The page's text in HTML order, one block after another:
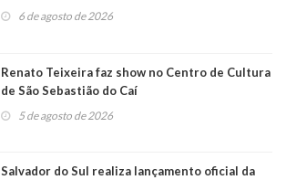
6 de agosto de 2026
Renato Teixeira faz show no Centro de Cultura
de São Sebastião do Caí
5 de agosto de 2026
Salvador do Sul realiza lançamento oficial da